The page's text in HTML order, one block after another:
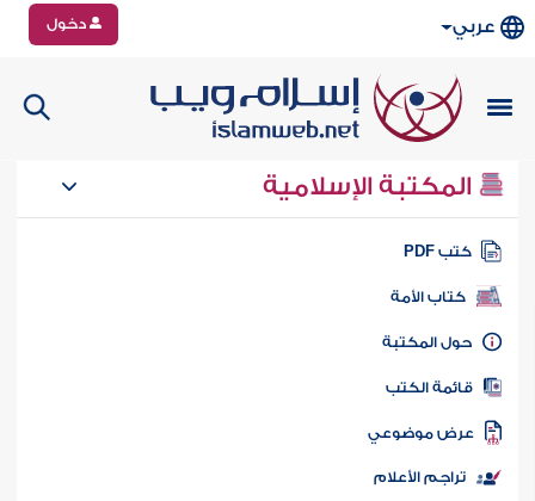
عربي دخول
المكتبة الإسلامية
كتب PDF
كتاب الأمة
المكتبة
الكتب
موضوعي